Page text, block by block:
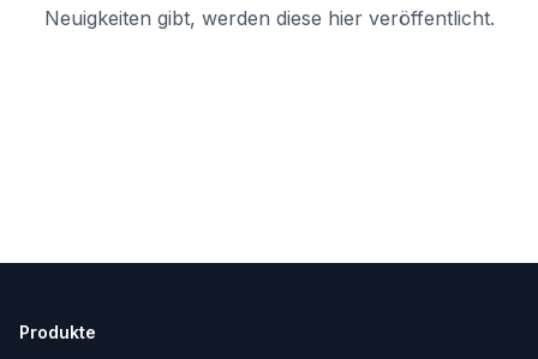
Neuigkeiten gibt, werden diese hier veröffentlicht.
Produkte